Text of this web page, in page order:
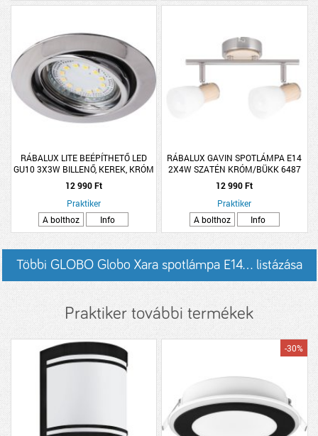
RÁBALUX LITE BEÉPÍTHETŐ LED
GU10 3X3W BILLENŐ, KEREK, KRÓM
12 990 Ft
Praktiker
A bolthoz
Info
RÁBALUX GAVIN SPOTLÁMPA E14
2X4W SZATÉN KRÓM/BÜKK 6487
12 990 Ft
Praktiker
A bolthoz
Info
Többi GLOBO Globo Xara spotlámpa E14... listázása
Praktiker további termékek
-30%